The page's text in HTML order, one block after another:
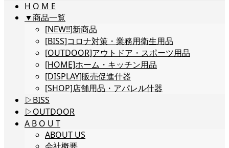
H O M E
▼商品一覧
[NEW!!]新商品
[BISS]コロナ対策・業務用衛生用品
[OUTDOOR]アウトドア・スポーツ用品
[HOME]ホーム・キッチン用品
[DISPLAY]販売促進什器
[SHOP]店舗用品・アパレル什器
▷BISS
▷OUTDOOR
A B O U T
ABOUT US